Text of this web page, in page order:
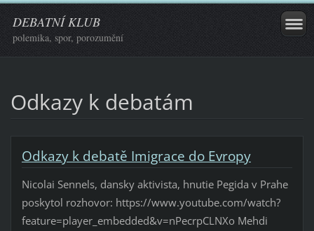
DEBATNÍ KLUB
polemika, spor, porozumění
Odkazy k debatám
Odkazy k debatě Imigrace do Evropy
Nicolai Sennels, dansky aktivista, hnutie Pegida v Prahe
poskytol rozhovor: https://www.youtube.com/watch?
feature=player_embedded&v=nPecrpCLNXo Mehdi